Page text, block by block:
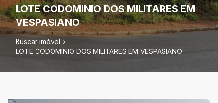
LOTE CODOMINIO DOS MILITARES EM
VESPASIANO
Buscar imóvel
LOTE CODOMINIO DOS MILITARES EM VESPASIANO